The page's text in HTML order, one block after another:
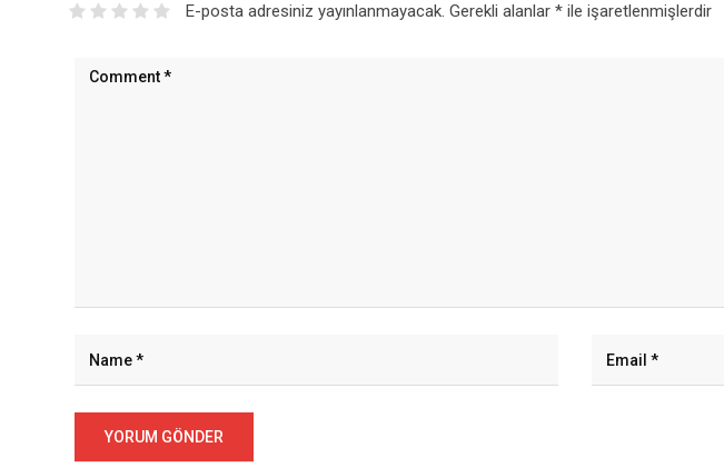
E-posta adresiniz yayınlanmayacak. Gerekli alanlar *ile işaretlenmişlerdir